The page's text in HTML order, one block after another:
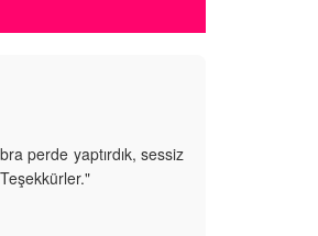
perde yaptırdık, sessiz
Teşekkürler."